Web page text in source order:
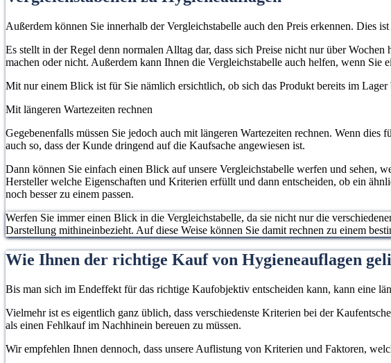
Außerdem können Sie innerhalb der Vergleichstabelle auch den Preis erkennen. Dies
Es stellt in der Regel denn normalen Alltag dar, dass sich Preise nicht nur über
machen oder nicht. Außerdem kann Ihnen die Vergleichstabelle auch helfen, wenn Sie
Mit nur einem Blick ist für Sie nämlich ersichtlich, ob sich das Produkt bereits im
Mit längeren Wartezeiten rechnen
Gegebenenfalls müssen Sie jedoch auch mit längeren Wartezeiten rechnen. Wenn
auch so, dass der Kunde dringend auf die Kaufsache angewiesen ist.
Dann können Sie einfach einen Blick auf unsere Vergleichstabelle werfen und sehen,
Hersteller welche Eigenschaften und Kriterien erfüllt und dann entscheiden, ob ein
noch besser zu einem passen.
Werfen Sie immer einen Blick in die Vergleichstabelle, da sie nicht nur die
Darstellung mithineinbezieht. Auf diese Weise können Sie damit rechnen zu einem
Wie Ihnen der richtige Kauf von Hygieneauflagen
Bis man sich im Endeffekt für das richtige Kaufobjektiv entscheiden kann, kann eine
Vielmehr ist es eigentlich ganz üblich, dass verschiedenste Kriterien bei der
als einen Fehlkauf im Nachhinein bereuen zu müssen.
Wir empfehlen Ihnen dennoch, dass unsere Auflistung von Kriterien und Faktoren,